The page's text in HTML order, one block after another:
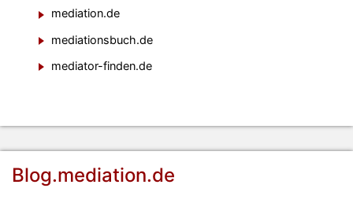
mediation.de
mediationsbuch.de
mediator-finden.de
Blog.mediation.de